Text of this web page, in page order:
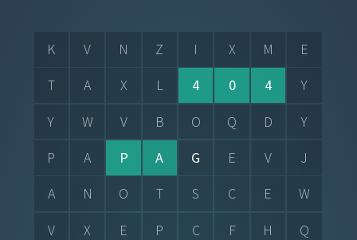
K V N Z I X M
E
T
A X L 4 0 4
Y
Y
W V B O Q D
Y
P
A P A G E V
J
A
N O T S C E
W
V
X E P C F H
Q